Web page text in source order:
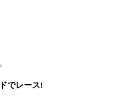
でレース!